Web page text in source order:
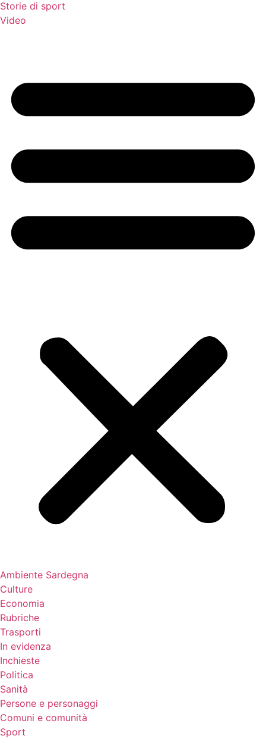
Storie di sport
Video
Ambiente Sardegna
Culture
Economia
Rubriche
Trasporti
In evidenza
Inchieste
Politica
Sanità
Persone e personaggi
Comuni e comunità
Sport